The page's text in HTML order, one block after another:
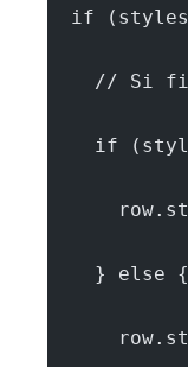
if
// Si
if
    } else {